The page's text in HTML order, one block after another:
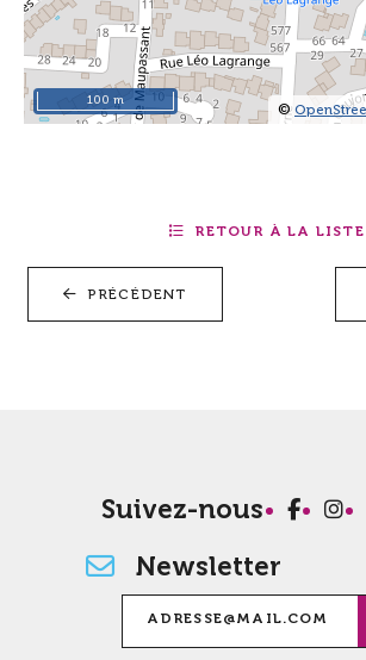
©
100 m
PRÉCÉDENT
RETOUR À LA LISTE
Suivez-nous
Newsletter